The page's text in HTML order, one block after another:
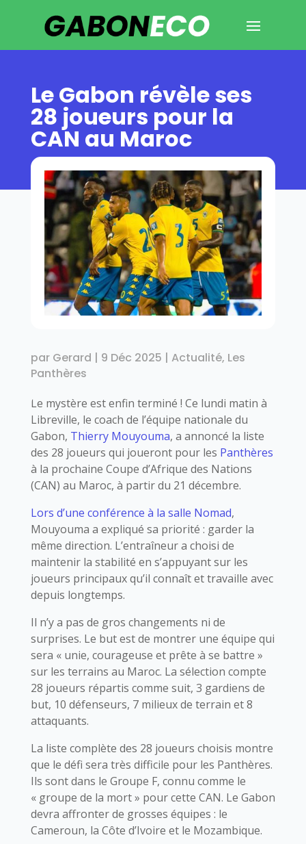
Le Gabon révèle ses
28 joueurs pour la
CAN au Maroc
par Gerard | 9 Déc 2025 | Actualité, Les
Panthères
Le mystère est enfin terminé ! Ce lundi matin à
Libreville, le coach de l’équipe nationale du
Gabon, Thierry Mouyouma, a annoncé la liste
des 28 joueurs qui joueront pour les Panthères
à la prochaine Coupe d’Afrique des Nations
(CAN) au Maroc, à partir du 21 décembre.
Lors d’une conférence à la salle Nomad,
Mouyouma a expliqué sa priorité : garder la
même direction. L’entraîneur a choisi de
maintenir la stabilité en s’appuyant sur les
joueurs principaux qu’il connaît et travaille avec
depuis longtemps.
Il n’y a pas de gros changements ni de
surprises. Le but est de montrer une équipe qui
sera « unie, courageuse et prête à se battre »
sur les terrains au Maroc. La sélection compte
28 joueurs répartis comme suit, 3 gardiens de
but, 10 défenseurs, 7 milieux de terrain et 8
attaquants.
La liste complète des 28 joueurs choisis montre
que le défi sera très difficile pour les Panthères.
Ils sont dans le Groupe F, connu comme le
« groupe de la mort » pour cette CAN. Le Gabon
devra affronter de grosses équipes : le
Cameroun, la Côte d’Ivoire et le Mozambique.